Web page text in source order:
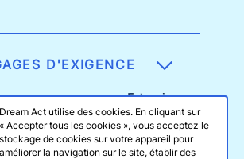
D'EXIGENCE
Dream Act utilise des cookies. En cliquant sur
« Accepter tous les cookies », vous acceptez le
stockage de cookies sur votre appareil pour
améliorer la navigation sur le site, établir des